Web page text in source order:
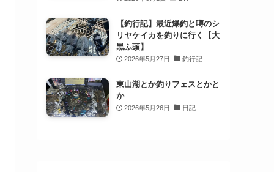
【釣行記】最近爆釣と噂のシ
リヤケイカを釣りに行く【大
黒ふ頭】
2026年5月27日 釣行記
東山湖とか釣りフェスとかと
か
2026年5月26日 日記